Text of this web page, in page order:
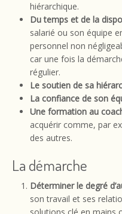
hiérarchique.
Du temps et de la
salarié ou son équipe
personnel non
car une fois la
régulier.
Le soutien de sa
La confiance de son
Une formation au
acquérir comme, par
des autres.
La démarche
Déterminer le degré
son travail et ses